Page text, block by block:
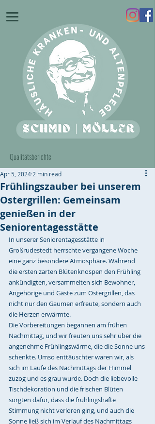
Qualitätsberichte
Frühlingszauber bei unserem
Ostergrillen: Gemeinsam
genießen in der
Seniorentagesstätte
Apr 5, 2024 2 min read
In unserer Seniorentagesstätte in
Großrudestedt herrschte vergangene Woche
eine ganz besondere Atmosphäre. Während
die ersten zarten Blütenknospen den Frühling
ankündigten, versammelten sich Bewohner,
Angehörige und Gäste zum Ostergrillen, das
nicht nur den Gaumen erfreute, sondern auch
die Herzen erwärmte.
Die Vorbereitungen begannen am frühen
Nachmittag, und wir freuten uns sehr über die
angenehme Frühlingswärme, die die Sonne uns
schenkte. Umso enttäuschter waren wir, als
sich im Laufe des Nachmittags der Himmel
zuzog und es grau wurde. Doch die liebevolle
Tischdekoration und die frischen Blüten
sorgten dafür, dass die frühlingshafte
Stimmung nicht verloren ging, und auch die
Sonne ließ sich im Verlauf des Nachmittags